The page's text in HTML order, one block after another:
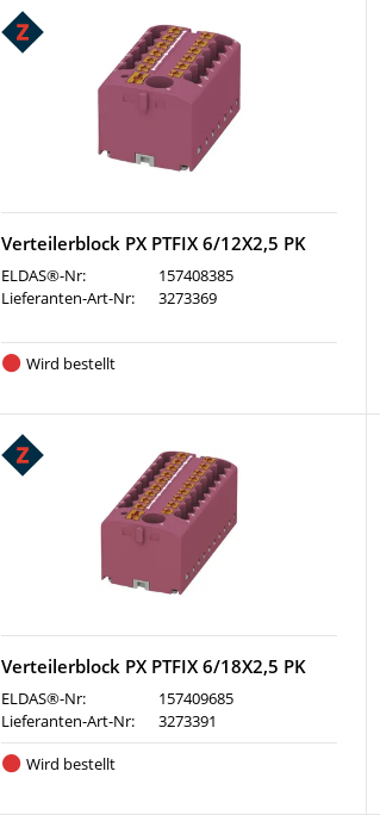
Verteilerblock PX PTFIX 6/12X2,5 PK
ELDAS®-Nr:
157408385
Lieferanten-Art-Nr:
3273369
Wird bestellt
Verteilerblock PX PTFIX 6/18X2,5 PK
ELDAS®-Nr:
157409685
Lieferanten-Art-Nr:
3273391
Wird bestellt